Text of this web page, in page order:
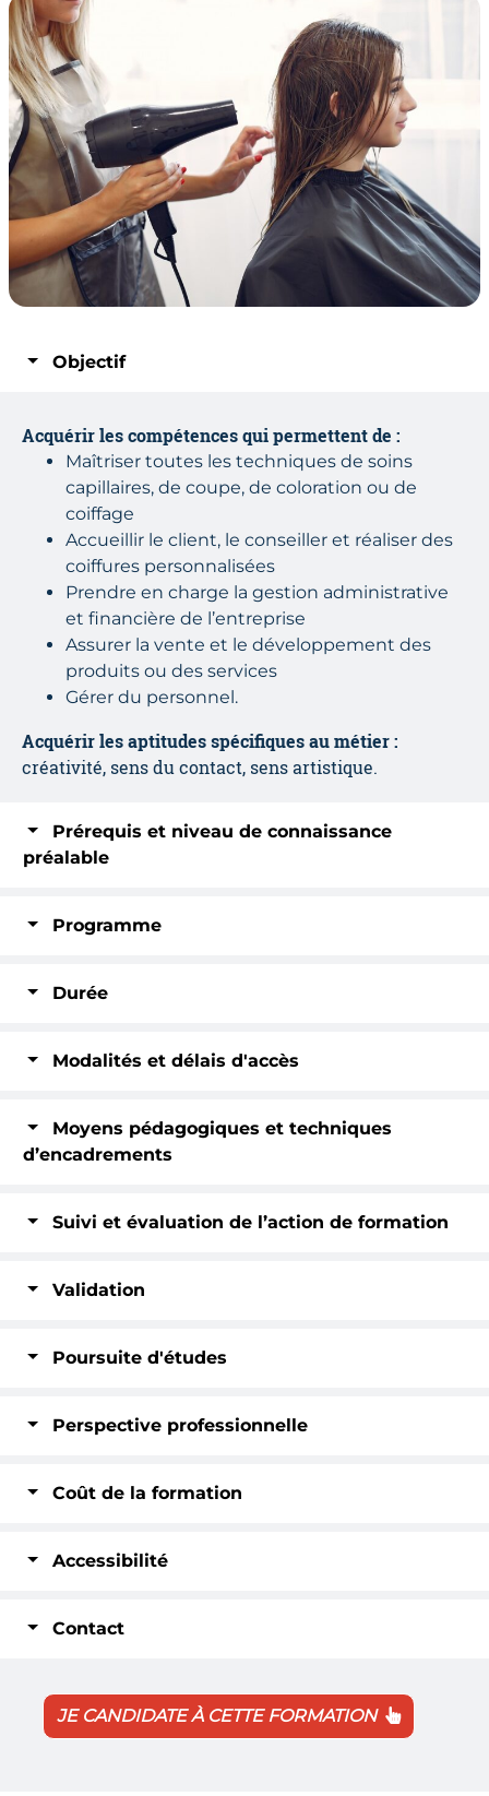
Objectif
Acquérir les compétences qui permettent de :
Maîtriser toutes les techniques de soins
capillaires, de coupe, de coloration ou de
coiffage
Accueillir le client, le conseiller et réaliser des
coiffures personnalisées
Prendre en charge la gestion administrative
et financière de l’entreprise
Assurer la vente et le développement des
produits ou des services
Gérer du personnel.
Acquérir les aptitudes spécifiques au métier :
créativité, sens du contact, sens artistique.
préalable
Programme
Durée
Modalités et délais d'accès
d’encadrements
Suivi et évaluation de l’action de formation
Validation
Poursuite d'études
Perspective professionnelle
Coût de la formation
Accessibilité
Contact
JE CANDIDATE À CETTE FORMATION